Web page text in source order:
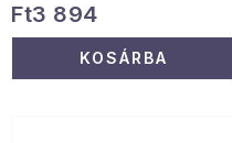
Ft3 894
KOSÁRBA